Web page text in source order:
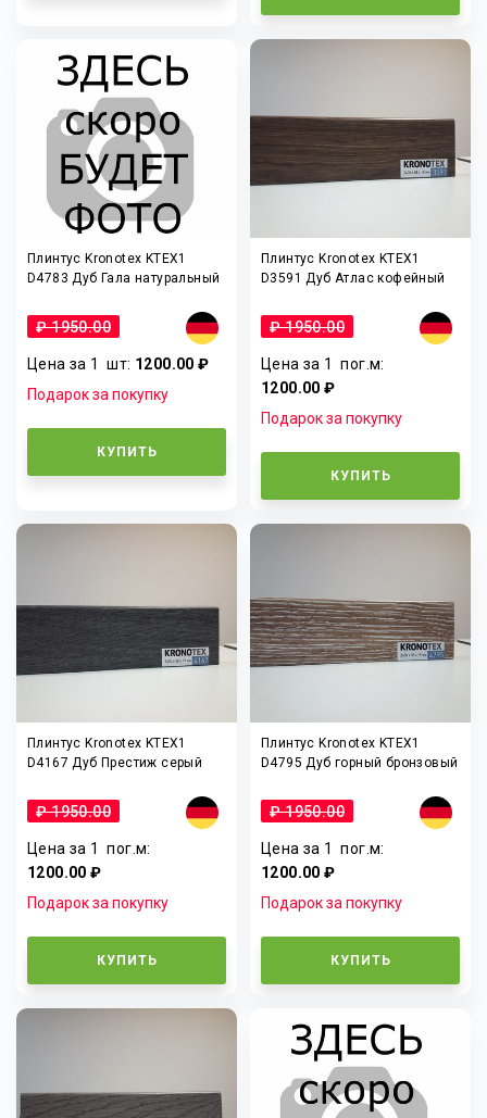
Плинтус Kronotex KTEX1
D4783 Дуб Гала натуральный
₽ 1950.00
Цена за 1шт: 1200.00 ₽
Подарок за покупку
КУПИТЬ
Плинтус Kronotex KTEX1
D3591 Дуб Атлас кофейный
₽ 1950.00
Цена за 1пог.м:
1200.00 ₽
Подарок за покупку
КУПИТЬ
Плинтус Kronotex KTEX1
D4167 Дуб Престиж серый
₽ 1950.00
Цена за 1пог.м:
1200.00 ₽
Подарок за покупку
КУПИТЬ
Плинтус Kronotex KTEX1
D4795 Дуб горный бронзовый
₽ 1950.00
Цена за 1пог.м:
1200.00 ₽
Подарок за покупку
КУПИТЬ